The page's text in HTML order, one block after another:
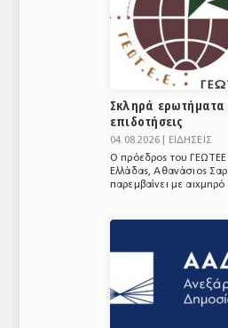
Σκληρά ερωτήματα
επιδοτήσεις
04.08.2026 |
ΕΙΔΗΣΕΙΣ
Ο πρόεδρος του ΓΕΩΤΕΕ
Ελλάδας, Αθανάσιος
παρεμβαίνει με αιχμηρό